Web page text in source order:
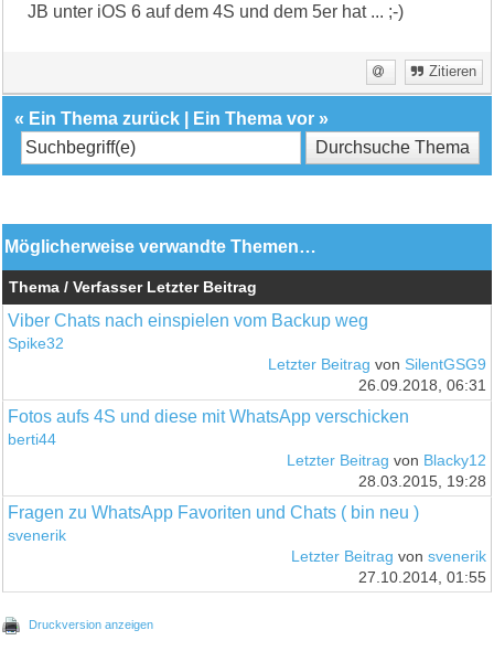
JB unter iOS 6 auf dem 4S und dem 5er hat ... ;-)
Zitieren
« Ein Thema zurück Ein Thema vor »
Möglicherweise verwandte Themen…
Thema / Verfasser Letzter Beitrag
Viber Chats nach einspielen vom Backup weg
Spike32
Letzter Beitrag von SilentGSG9
26.09.2018, 06:31
Fotos aufs 4S und diese mit WhatsApp verschicken
berti44
Letzter Beitrag von Blacky12
28.03.2015, 19:28
Fragen zu WhatsApp Favoriten und Chats ( bin neu )
svenerik
Letzter Beitrag von svenerik
27.10.2014, 01:55
Druckversion anzeigen